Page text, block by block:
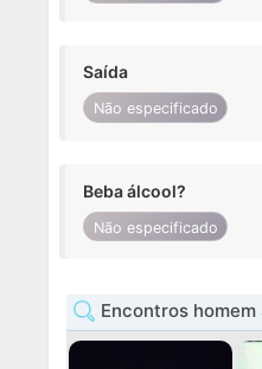
Saída
Não especificado
Beba álcool?
Não especificado
Encontros